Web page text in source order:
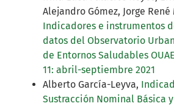
Alejandro Gómez, Jorge René
Indicadores e instrumentos
datos del Observatorio
de Entornos Saludables
11: abril-septiembre 2021
Alberto García-Leyva,
Sustracción Nominal Básica